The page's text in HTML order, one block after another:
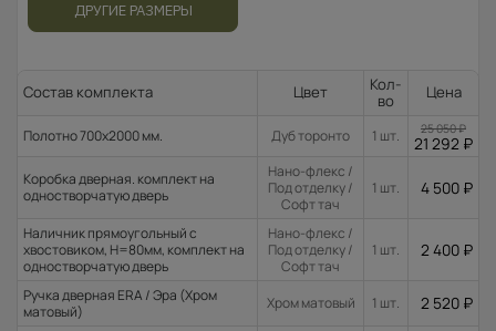
ДРУГИЕ РАЗМЕРЫ
Состав комплекта Цвет
Кол-
во
Цена
Полотно 700x2000 мм. Дуб торонто 1 шт. 25 050₽
21 292 ₽
Коробка дверная. комплект на
одностворчатую дверь
Нано-флекс /
Под отделку /
Софт тач
1 шт. 4 500 ₽
Наличник прямоугольный с
хвостовиком, H=80мм, комплект на
одностворчатую дверь
Нано-флекс /
Под отделку /
Софт тач
1 шт. 2 400 ₽
Ручка дверная ERA / Эра (Хром
матовый)
Хром матовый 1 шт. 2 520 ₽